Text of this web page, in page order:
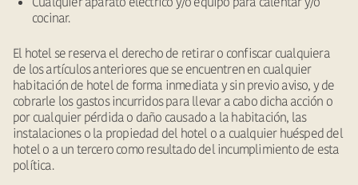
cocinar.
El hotel se reserva el derecho de retirar o confiscar cualquiera
de los artículos anteriores que se encuentren en cualquier
habitación de hotel de forma inmediata y sin previo aviso, y de
cobrarle los gastos incurridos para llevar a cabo dicha acción o
por cualquier pérdida o daño causado a la habitación, las
instalaciones o la propiedad del hotel o a cualquier huésped del
hotel o a un tercero como resultado del incumplimiento de esta
política.